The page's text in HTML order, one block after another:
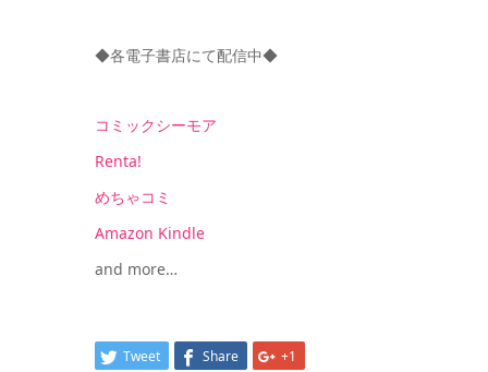
◆各電子書店にて配信中◆
コミックシーモア
Renta!
めちゃコミ
Amazon Kindle
and more…
Tweet Share +1